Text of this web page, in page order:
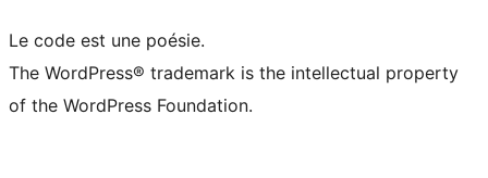
Le code est une poésie.
The WordPress® trademark is the intellectual property
of the WordPress Foundation.